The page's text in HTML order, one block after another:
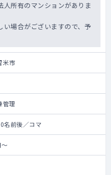
人所有のマンションがありま
場合がございますので、予
米市
管理
名前後／コマ